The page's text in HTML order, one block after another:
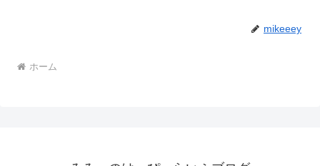
mikeeey
ホーム